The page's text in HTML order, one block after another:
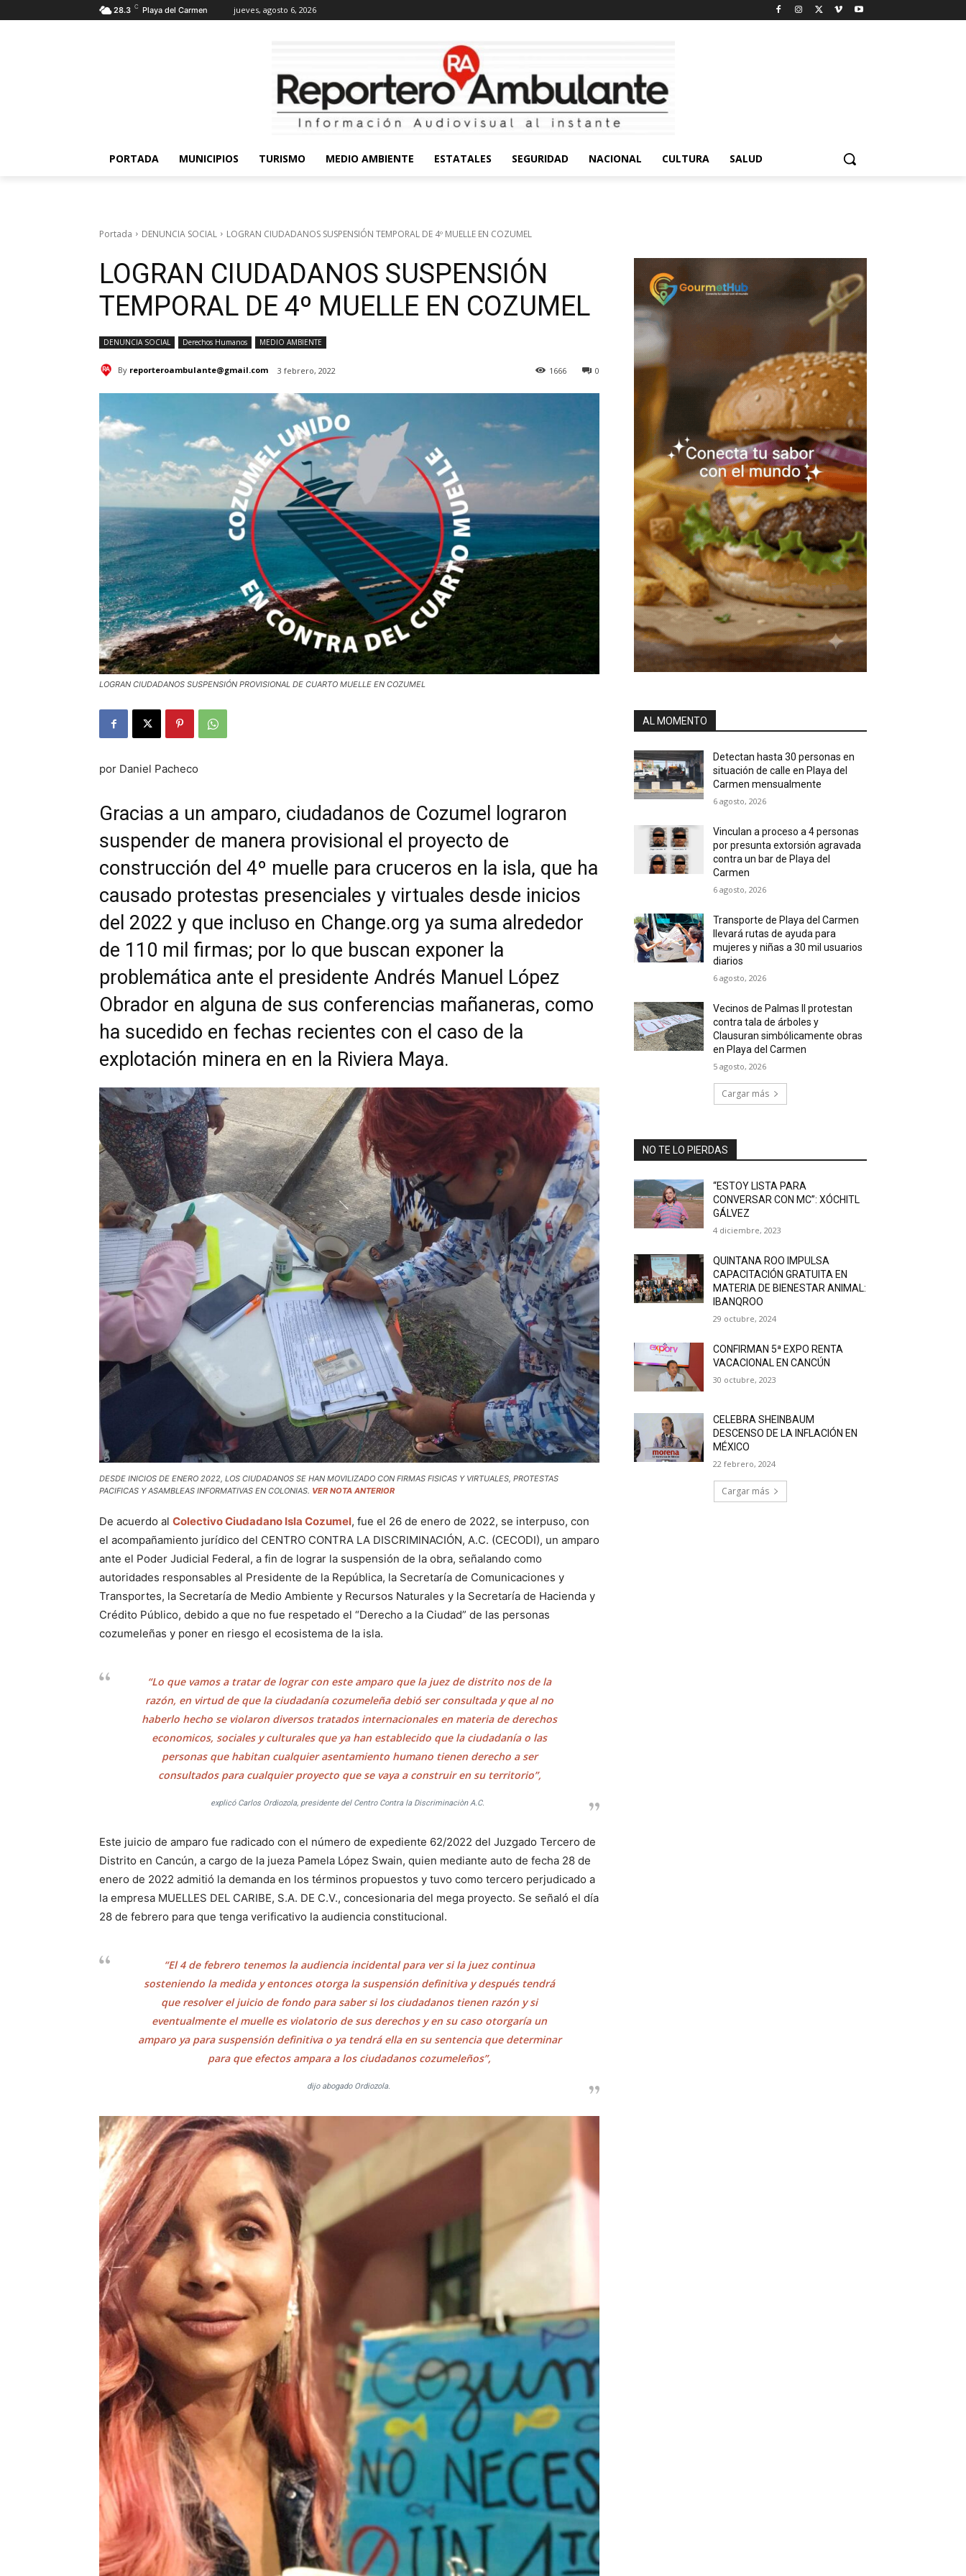
28.3 C Playa del Carmen jueves, agosto 6, 2026
PORTADA MUNICIPIOS TURISMO MEDIO AMBIENTE ESTATALES SEGURIDAD NACIONAL CULTURA SALUD
Portada DENUNCIA SOCIAL LOGRAN CIUDADANOS SUSPENSIÓN TEMPORAL DE 4º MUELLE EN COZUMEL
LOGRAN CIUDADANOS SUSPENSIÓN
TEMPORAL DE 4º MUELLE EN COZUMEL
DENUNCIA SOCIAL Derechos Humanos MEDIO AMBIENTE
By reporteroambulante@gmail.com 3 febrero, 2022 0
1666
LOGRAN CIUDADANOS SUSPENSIÓN PROVISIONAL DE CUARTO MUELLE EN COZUMEL
por Daniel Pacheco
Gracias a un amparo, ciudadanos de Cozumel lograron
suspender de manera provisional el proyecto de
construcción del 4º muelle para cruceros en la isla, que ha
causado protestas presenciales y virtuales desde inicios
del 2022 y que incluso en Change.org ya suma alrededor
de 110 mil firmas; por lo que buscan exponer la
problemática ante el presidente Andrés Manuel López
Obrador en alguna de sus conferencias mañaneras, como
ha sucedido en fechas recientes con el caso de la
explotación minera en en la Riviera Maya.
DESDE INICIOS DE ENERO 2022, LOS CIUDADANOS SE HAN MOVILIZADO CON FIRMAS FISICAS Y VIRTUALES, PROTESTAS
PACIFICAS Y ASAMBLEAS INFORMATIVAS EN COLONIAS. VER NOTA ANTERIOR
De acuerdo al Colectivo Ciudadano Isla Cozumel, fue el 26 de enero de 2022, se interpuso, con
el acompañamiento jurídico del CENTRO CONTRA LA DISCRIMINACIÓN, A.C. (CECODI), un amparo
ante el Poder Judicial Federal, a fin de lograr la suspensión de la obra, señalando como
autoridades responsables al Presidente de la República, la Secretaría de Comunicaciones y
Transportes, la Secretaría de Medio Ambiente y Recursos Naturales y la Secretaría de Hacienda y
Crédito Público, debido a que no fue respetado el “Derecho a la Ciudad” de las personas
cozumeleñas y poner en riesgo el ecosistema de la isla.
“Lo que vamos a tratar de lograr con este amparo que la juez de distrito nos de la
razón, en virtud de que la ciudadanía cozumeleña debió ser consultada y que al no
haberlo hecho se violaron diversos tratados internacionales en materia de derechos
economicos, sociales y culturales que ya han establecido que la ciudadanía o las
personas que habitan cualquier asentamiento humano tienen derecho a ser
consultados para cualquier proyecto que se vaya a construir en su territorio”,
explicó Carlos Ordiozola, presidente del Centro Contra la Discriminaciòn A.C.
Este juicio de amparo fue radicado con el número de expediente 62/2022 del Juzgado Tercero de
Distrito en Cancún, a cargo de la jueza Pamela López Swain, quien mediante auto de fecha 28 de
enero de 2022 admitió la demanda en los términos propuestos y tuvo como tercero perjudicado a
la empresa MUELLES DEL CARIBE, S.A. DE C.V., concesionaria del mega proyecto. Se señaló el día
28 de febrero para que tenga verificativo la audiencia constitucional.
“El 4 de febrero tenemos la audiencia incidental para ver si la juez continua
sosteniendo la medida y entonces otorga la suspensión definitiva y después tendrá
que resolver el juicio de fondo para saber si los ciudadanos tienen razón y si
eventualmente el muelle es violatorio de sus derechos y en su caso otorgaría un
amparo ya para suspensión definitiva o ya tendrá ella en su sentencia que determinar
para que efectos ampara a los ciudadanos cozumeleños”,
dijo abogado Ordiozola.
AL MOMENTO
Detectan hasta 30 personas en
situación de calle en Playa del
Carmen mensualmente
6 agosto, 2026
Vinculan a proceso a 4 personas
por presunta extorsión agravada
contra un bar de Playa del
Carmen
6 agosto, 2026
Transporte de Playa del Carmen
llevará rutas de ayuda para
mujeres y niñas a 30 mil usuarios
diarios
6 agosto, 2026
Vecinos de Palmas II protestan
contra tala de árboles y
Clausuran simbólicamente obras
en Playa del Carmen
5 agosto, 2026
Cargar más
NO TE LO PIERDAS
“ESTOY LISTA PARA
CONVERSAR CON MC”: XÓCHITL
GÁLVEZ
4 diciembre, 2023
QUINTANA ROO IMPULSA
CAPACITACIÓN GRATUITA EN
MATERIA DE BIENESTAR ANIMAL:
IBANQROO
29 octubre, 2024
CONFIRMAN 5ª EXPO RENTA
VACACIONAL EN CANCÚN
30 octubre, 2023
CELEBRA SHEINBAUM
DESCENSO DE LA INFLACIÓN EN
MÉXICO
22 febrero, 2024
Cargar más